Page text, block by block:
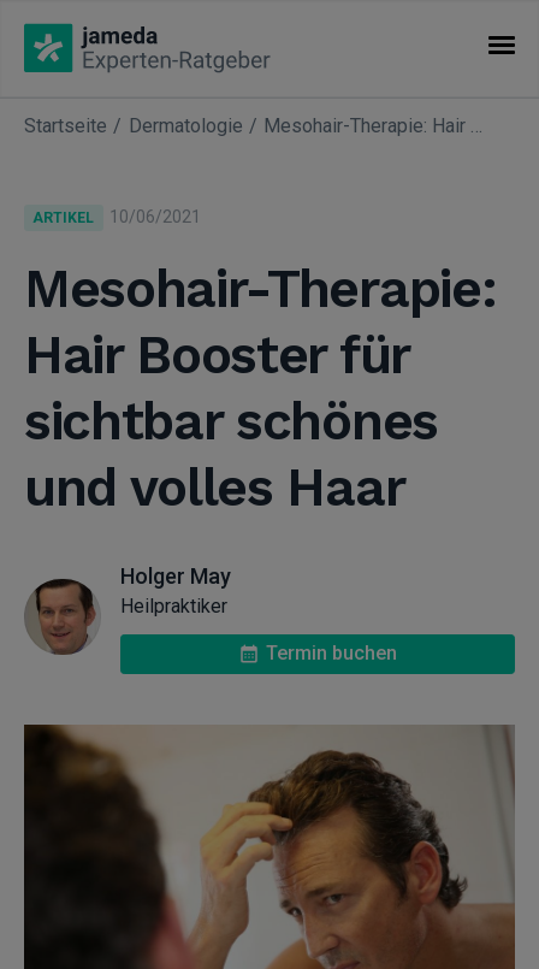
KATEGORIEN
Fachgebiete
Startseite Dermatologie Mesohair-Therapie: Hair Booster für sichtbar schönes und volles Haar
ARTIKEL 10/06/2021
Mesohair-Therapie:
Hair Booster für
sichtbar schönes
und volles Haar
Holger May
Heilpraktiker
Termin buchen